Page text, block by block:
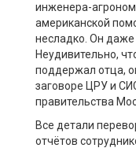
инженера-
американской
несладко. Он даже
Неудивительно,
поддержал отца,
заговоре ЦРУ и
правительства
Все детали
отчётов